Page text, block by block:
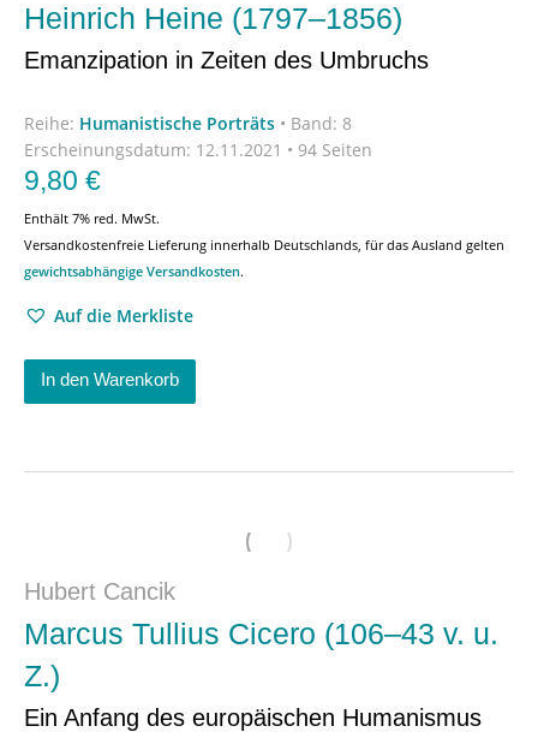
Heinrich Heine (1797–1856)
Emanzipation in Zeiten des Umbruchs
Reihe: Humanistische Porträts • Band: 8
Erscheinungsdatum: 12.11.2021 • 94 Seiten
9,80 €
Enthält 7% red. MwSt.
Versandkostenfreie Lieferung innerhalb Deutschlands, für das Ausland gelten
gewichtsabhängige Versandkosten.
Auf die Merkliste
In den Warenkorb
Hubert Cancik
Marcus Tullius Cicero (106–43 v. u.
Z.)
Ein Anfang des europäischen Humanismus